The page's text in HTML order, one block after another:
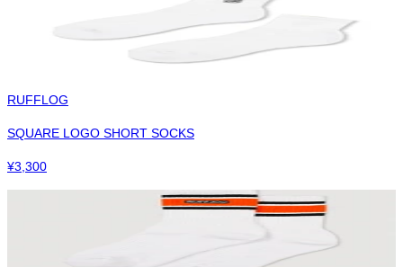
RUFFLOG
SQUARE LOGO SHORT SOCKS
¥3,300